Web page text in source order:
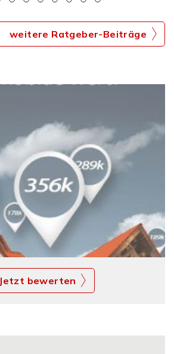
weitere Ratgeber-Beiträge
Jetzt bewerten